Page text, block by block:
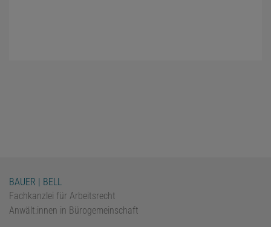
BAUER | BELL
Fachkanzlei für Arbeitsrecht
Anwält:innen in Bürogemeinschaft